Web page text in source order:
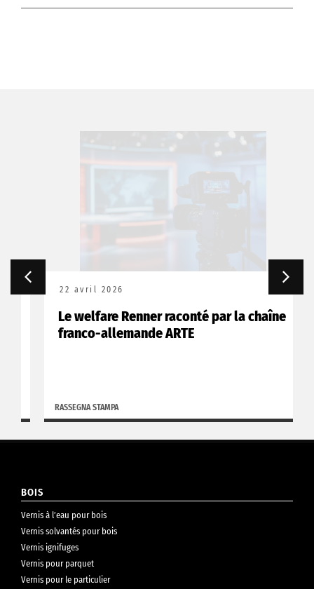
22 avril 2026
Le welfare Renner raconté par la chaîne
franco-allemande ARTE
RASSEGNA STAMPA
BOIS
Vernis à l’eau pour bois
Vernis solvantés pour bois
Vernis ignifuges
Vernis pour parquet
Vernis pour le particulier